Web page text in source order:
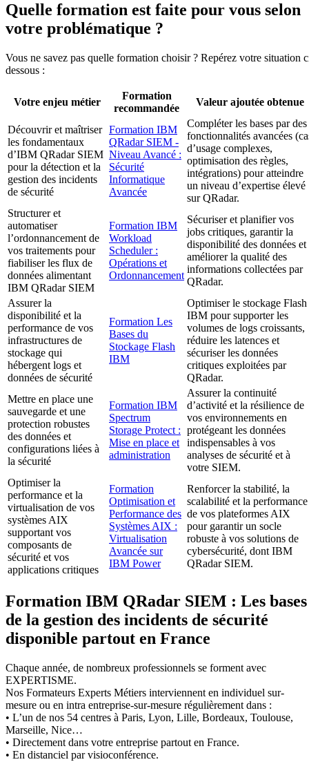
Quelle formation est faite pour vous selon
votre problématique ?
Vous ne savez pas quelle formation choisir ? Repérez votre situation
dessous :
Votre enjeu métier
Formation
recommandée
Valeur ajoutée obtenue
Découvrir et maîtriser
les fondamentaux
d’IBM QRadar SIEM
pour la détection et la
gestion des incidents
de sécurité
Formation IBM
QRadar SIEM -
Niveau Avancé :
Sécurité
Informatique
Avancée
Compléter les bases par des
fonctionnalités avancées
d’usage complexes,
optimisation des règles,
intégrations) pour atteindre
un niveau d’expertise élevé
sur QRadar.
Structurer et
automatiser
l’ordonnancement de
vos traitements pour
fiabiliser les flux de
données alimentant
IBM QRadar SIEM
Formation IBM
Workload
Scheduler :
Opérations et
Ordonnancement
Sécuriser et planifier vos
jobs critiques, garantir la
disponibilité des données et
améliorer la qualité des
informations collectées par
QRadar.
Assurer la
disponibilité et la
performance de vos
infrastructures de
stockage qui
hébergent logs et
données de sécurité
Formation Les
Bases du
Stockage Flash
IBM
Optimiser le stockage Flash
IBM pour supporter les
volumes de logs croissants,
réduire les latences et
sécuriser les données
critiques exploitées par
QRadar.
Mettre en place une
sauvegarde et une
protection robustes
des données et
configurations liées à
la sécurité
Formation IBM
Spectrum
Storage Protect :
Mise en place et
administration
Assurer la continuité
d’activité et la résilience de
vos environnements en
protégeant les données
indispensables à vos
analyses de sécurité et à
votre SIEM.
Optimiser la
performance et la
virtualisation de vos
systèmes AIX
supportant vos
composants de
sécurité et vos
applications critiques
Formation
Optimisation et
Performance des
Systèmes AIX :
Virtualisation
Avancée sur
IBM Power
Renforcer la stabilité, la
scalabilité et la performance
de vos plateformes AIX
pour garantir un socle
robuste à vos solutions de
cybersécurité, dont IBM
QRadar SIEM.
Formation IBM QRadar SIEM : Les bases
de la gestion des incidents de sécurité
disponible partout en France
Chaque année, de nombreux professionnels se forment avec
EXPERTISME.
Nos Formateurs Experts Métiers interviennent en individuel sur-
mesure ou en intra entreprise-sur-mesure régulièrement dans :
• L’un de nos 54 centres à Paris, Lyon, Lille, Bordeaux, Toulouse,
Marseille, Nice…
• Directement dans votre entreprise partout en France.
• En distanciel par visioconférence.